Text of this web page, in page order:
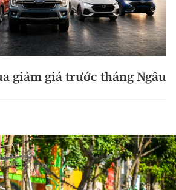
giảm giá trước tháng Ngâu